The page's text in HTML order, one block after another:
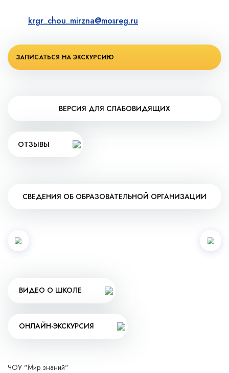
krgr_chou_mirzna@mosreg.ru
ЗАПИСАТЬСЯ НА ЭКСКУРСИЮ
ВЕРСИЯ ДЛЯ СЛАБОВИДЯЩИХ
ОТЗЫВЫ
СВЕДЕНИЯ ОБ ОБРАЗОВАТЕЛЬНОЙ ОРГАНИЗАЦИИ
ВИДЕО О ШКОЛЕ
ОНЛАЙН-ЭКСКУРСИЯ
ЧОУ "Мир знаний"